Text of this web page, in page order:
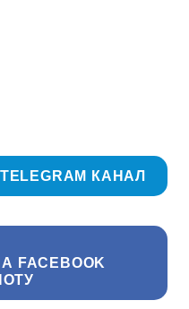
КАНАЛ
FACEBOOK